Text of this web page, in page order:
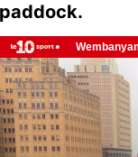
paddock.